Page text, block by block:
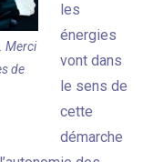
Merci
de
les
énergies
vont dans
le sens de
cette
démarche